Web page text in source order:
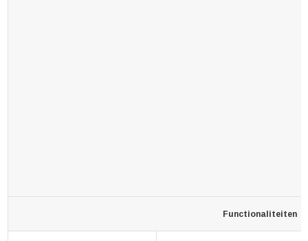
Functionaliteiten